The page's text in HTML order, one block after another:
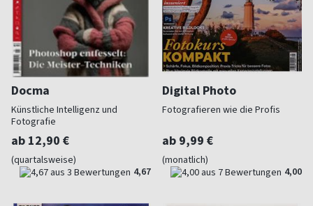
Docma
Künstliche Intelligenz und
Fotografie
ab 12,90 €
(quartalsweise)
4,67
Digital Photo
Fotografieren wie die Profis
ab 9,99 €
(monatlich)
4,00